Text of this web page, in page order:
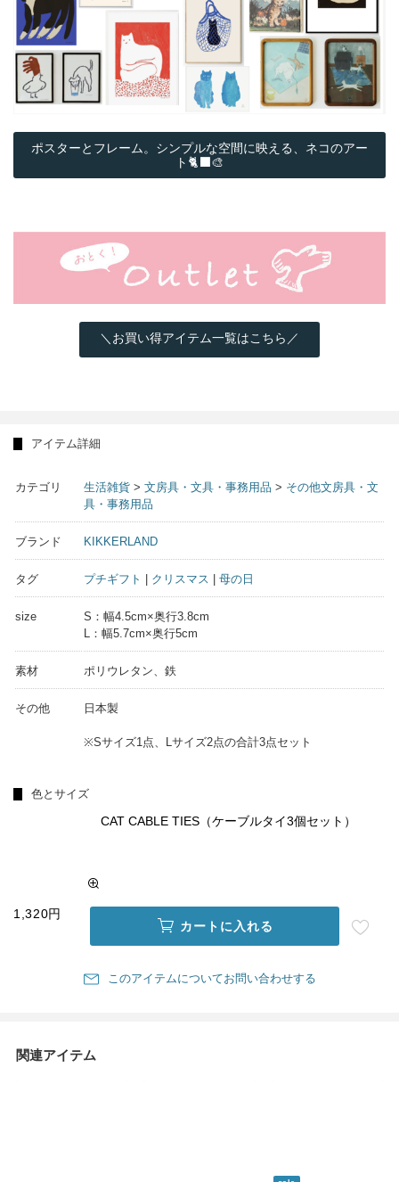
ポスターとフレーム。シンプルな空間に映える、ネコのアー
ト🐈‍⬛🎨
＼お買い得アイテム一覧はこちら／
アイテム詳細
カテゴリ 生活雑貨 > 文房具・文具・事務用品 > その他文房具・文
具・事務用品
ブランド KIKKERLAND
タグ プチギフト クリスマス 母の日
size
S：幅4.5cm×奥行3.8cm
L：幅5.7cm×奥行5cm
素材 ポリウレタン、鉄
その他 日本製
※Sサイズ1点、Lサイズ2点の合計3点セット
色とサイズ
CAT CABLE TIES（ケーブルタイ3個セット）
1,320円
カートに入れる
このアイテムについてお問い合わせする
関連アイテム